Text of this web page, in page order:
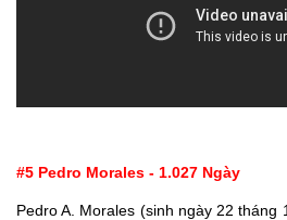
#5 Pedro Morales - 1.027 Ngày
Pedro A. Morales (sinh ngày 22 tháng